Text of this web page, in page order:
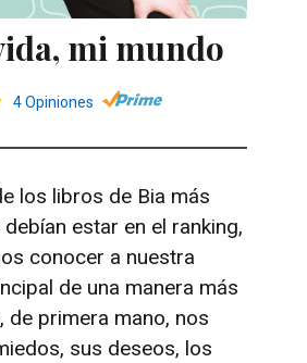
mi mundo
4 Opiniones
los libros de Bia más
estar en el ranking,
conocer a nuestra
de una manera más
de primera mano, nos
sus deseos, los